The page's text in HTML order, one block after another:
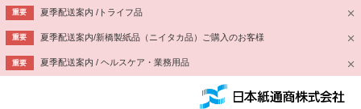
重要 夏季配送案内 /トライフ品
重要 夏季配送案内/新橋製紙品（ニイタカ品）ご購入のお客様
重要 夏季配送案内 / ヘルスケア・業務用品